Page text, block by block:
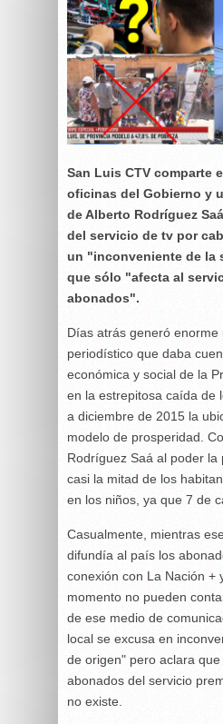
San Luis CTV comparte
oficinas del Gobierno y
de Alberto Rodríguez
del servicio de tv por
un "inconveniente de la
que sólo "afecta al
abonados".
Días atrás generó
periodístico que daba
económica y social de la
en la estrepitosa caída de
a diciembre de 2015 la
modelo de prosperidad.
Rodríguez Saá al poder la
casi la mitad de los
en los niños, ya que 7 de
Casualmente, mientras
difundía al país los
conexión con La Nación +
momento no pueden
de ese medio de
local se excusa en
de origen" pero aclara
abonados del servicio
no existe.